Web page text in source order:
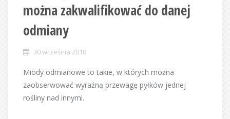
można zakwalifikować do danej
odmiany
30 września 2018
Miody odmianowe to takie, w których można
zaobserwować wyraźną przewagę pyłków jednej
rośliny nad innymi.